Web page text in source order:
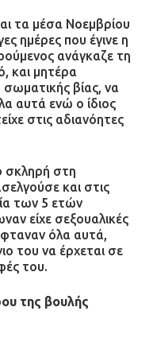
τα μέσα Νοεμβρίου
ημέρες που έγινε η
ανάγκαζε τη
και μητέρα
σωματικής βίας, να
αυτά ενώ ο ίδιος
στις αδιανόητες
σκληρή στη
και στις
των 5 ετών
είχε σεξουαλικές
όλα αυτά,
του να έρχεται σε
του.
της βουλής